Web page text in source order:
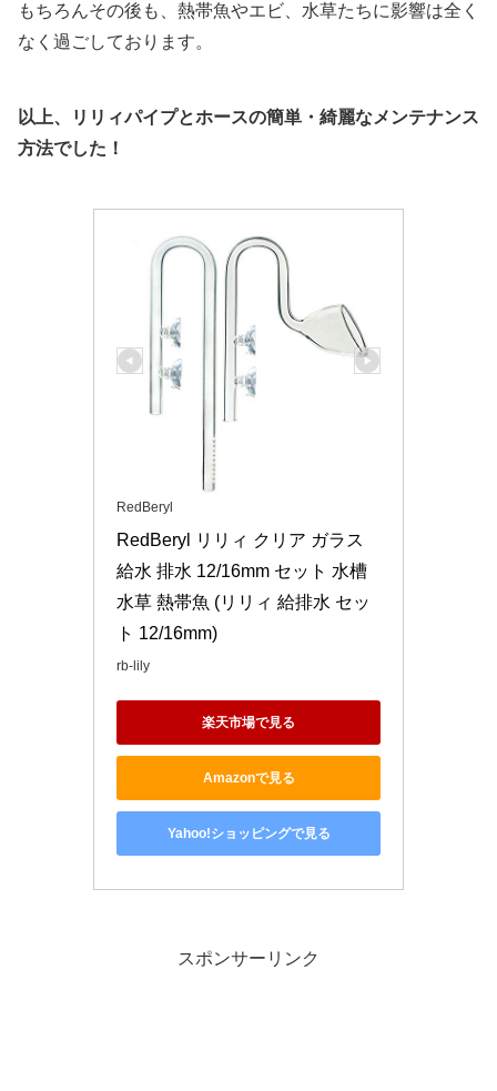
もちろんその後も、熱帯魚やエビ、水草たちに影響は全く
なく過ごしております。
以上、リリィパイプとホースの簡単・綺麗なメンテナンス
方法でした！
RedBeryl
RedBeryl リリィ クリア ガラス
給水 排水 12/16mm セット 水槽
水草 熱帯魚 (リリィ 給排水 セッ
ト 12/16mm)
rb-lily
楽天市場で見る
Amazonで見る
Yahoo!ショッピングで見る
スポンサーリンク